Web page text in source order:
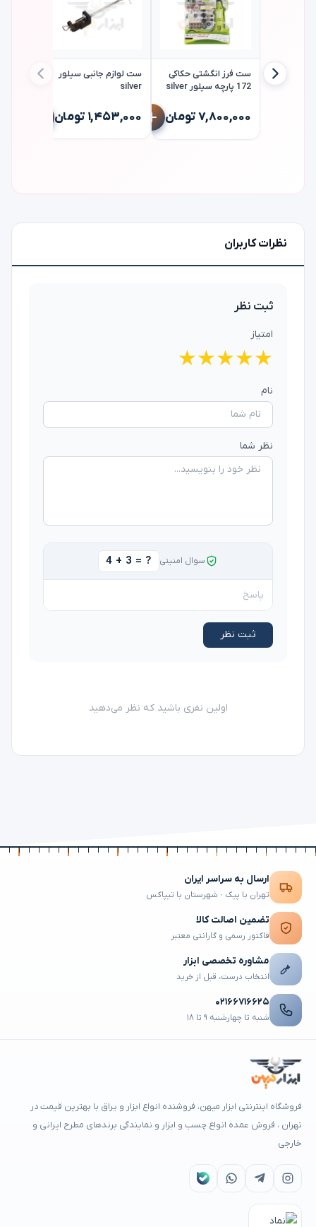
ست فرز انگشتی حکاکی
172 پارچه سیلور silver
۷,۸۰۰,۰۰۰ تومان
ست لوازم جانبی سیلور
silver
۱,۴۵۳,۰۰۰ تومان
نظرات کاربران
ثبت نظر
امتیاز
★
★
★
★
★
نام
نظر شما
سوال امنیتی 4 + 3 = ?
ثبت نظر
اولین نفری باشید که نظر می‌دهید
ارسال به سراسر ایران
تهران با پیک · شهرستان با تیپاکس
تضمین اصالت کالا
فاکتور رسمی و گارانتی معتبر
مشاوره تخصصی ابزار
انتخاب درست، قبل از خرید
۰۲۱۶۶۷۱۶۶۲۵
شنبه تا چهارشنبه ۹ تا ۱۸
فروشگاه اینترنتی ابزار میهن، فروشنده انواع ابزار و یراق با بهترین قیمت در
تهران ، فروش عمده انواع چسب و ابزار و نمایندگی برندهای مطرح ایرانی و
خارجی